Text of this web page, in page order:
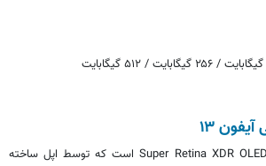
۱۳
صفحه نمایش آیفون ۱۳، Super Retina XDR OLED است که توسط اپل ساخته